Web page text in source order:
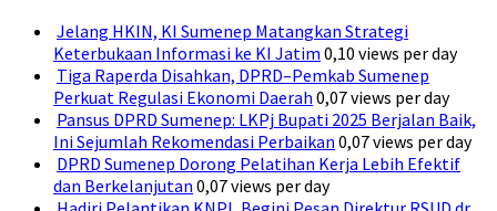
Jelang HKIN, KI Sumenep Matangkan Strategi
Keterbukaan Informasi ke KI Jatim 0,10 views per day
Tiga Raperda Disahkan, DPRD–Pemkab Sumenep
Perkuat Regulasi Ekonomi Daerah 0,07 views per day
Pansus DPRD Sumenep: LKPj Bupati 2025 Berjalan Baik,
Ini Sejumlah Rekomendasi Perbaikan 0,07 views per day
DPRD Sumenep Dorong Pelatihan Kerja Lebih Efektif
dan Berkelanjutan 0,07 views per day